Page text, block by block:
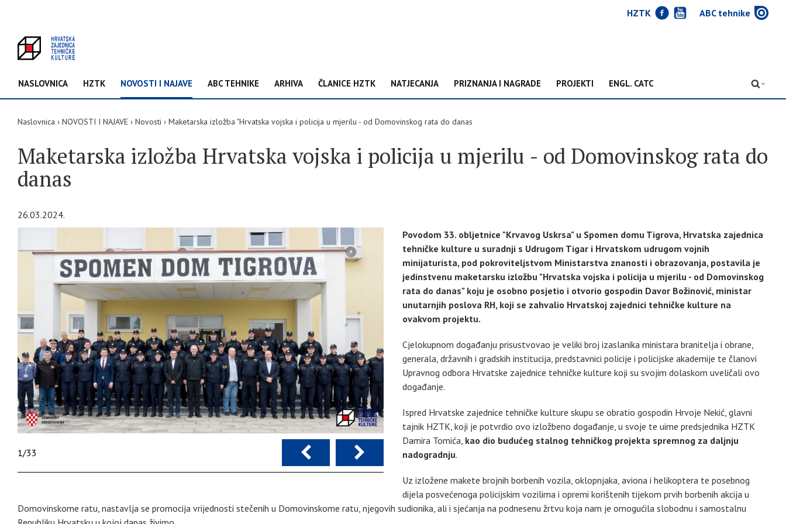
HZTK J Y ABC tehnike w
NASLOVNICA HZTK NOVOSTI I NAJAVE ABC TEHNIKE ARHIVA ČLANICE HZTK NATJECANJA PRIZNANJA I NAGRADE PROJEKTI ENGL. CATC D
Naslovnica NOVOSTI I NAJAVE Novosti Maketarska izložba "Hrvatska vojska i policija u mjerilu - od Domovinskog rata do danas
Maketarska izložba Hrvatska vojska i policija u mjerilu - od Domovinskog rata do
danas
26.03.2024.
1/33
Povodom 33. obljetnice "Krvavog Uskrsa" u Spomen domu Tigrova, Hrvatska zajednica
tehničke kulture u suradnji s Udrugom Tigar i Hrvatskom udrugom vojnih
minijaturista, pod pokroviteljstvom Ministarstva znanosti i obrazovanja, postavila je
jedinstvenu maketarsku izložbu "Hrvatska vojska i policija u mjerilu - od Domovinskog
rata do danas" koju je osobno posjetio i otvorio gospodin Davor Božinović, ministar
unutarnjih poslova RH, koji se zahvalio Hrvatskoj zajednici tehničke kulture na
ovakvom projektu.
Cjelokupnom događanju prisustvovao je veliki broj izaslanika ministara branitelja i obrane,
generala, državnih i gradskih institucija, predstavnici policije i policijske akademije te članovi
Upravnog odbora Hrvatske zajednice tehničke kulture koji su svojim dolaskom uveličali ovo
događanje.
Ispred Hrvatske zajednice tehničke kulture skupu se obratio gospodin Hrvoje Nekić, glavni
tajnik HZTK, koji je potvrdio ovo izložbeno događanje, u svoje te uime predsjednika HZTK
Damira Tomića, kao dio budućeg stalnog tehničkog projekta spremnog za daljnju
nadogradnju.
Uz izložene makete brojnih borbenih vozila, oklopnjaka, aviona i helikoptera te posebnog
dijela posvećenoga policijskim vozilima i opremi korištenih tijekom prvih borbenih akcija u
Domovinskome ratu, nastavlja se promocija vrijednosti stečenih u Domovinskome ratu, njegovih sudionika, ali i sjećanja na podnesenu žrtvu koja nam je omogućila slobodnu i samostalnu